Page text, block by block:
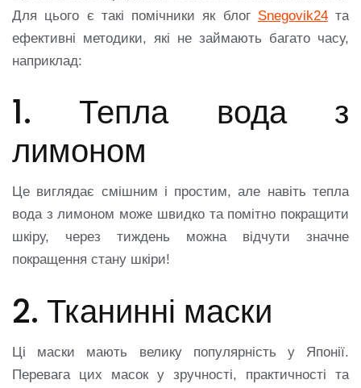
Для цього є такі помічники як блог Snegovik24та
ефективні методики, які не займають багато часу,
наприклад:
1. Тепла вода з
лимоном
Це виглядає смішним і простим, але навіть тепла
вода з лимоном може швидко та помітно покращити
шкіру, через тиждень можна відчути значне
покращення стану шкіри!
2. Тканинні маски
Ці маски мають велику популярність у Японії.
Перевага цих масок у зручності, практичності та